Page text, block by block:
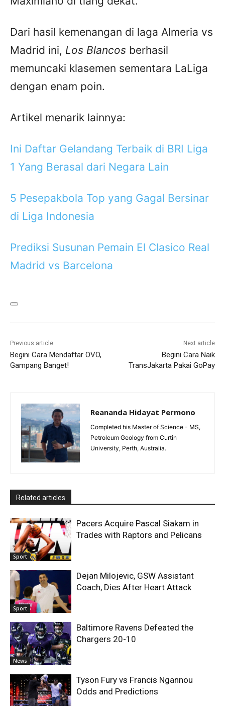
Dari hasil kemenangan di laga Almeria vs
Madrid ini, Los Blancos berhasil
memuncaki klasemen sementara LaLiga
dengan enam poin.
Artikel menarik lainnya:
Ini Daftar Gelandang Terbaik di BRI Liga
1 Yang Berasal dari Negara Lain
5 Pesepakbola Top yang Gagal Bersinar
di Liga Indonesia
Prediksi Susunan Pemain El Clasico Real
Madrid vs Barcelona
Previous article
Begini Cara Mendaftar OVO,
Gampang Banget!
Next article
Begini Cara Naik
TransJakarta Pakai GoPay
Reananda Hidayat Permono
Completed his Master of Science - MS,
Petroleum Geology from Curtin
University, Perth, Australia.
Related articles
Sport
Pacers Acquire Pascal Siakam in
Trades with Raptors and Pelicans
Sport
Dejan Milojevic, GSW Assistant
Coach, Dies After Heart Attack
News
Baltimore Ravens Defeated the
Chargers 20-10
Tyson Fury vs Francis Ngannou
Odds and Predictions